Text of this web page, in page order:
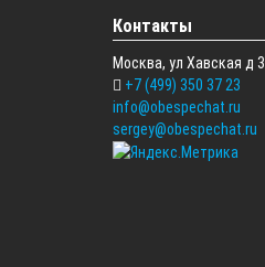
Контакты
Москва, ул Хавская д 3
+7 (499) 350 37 23
info@obespechat.ru
sergey@obespechat.ru